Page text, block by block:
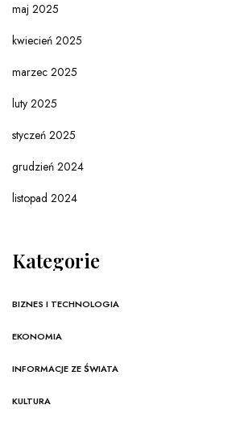
maj 2025
kwiecień 2025
marzec 2025
luty 2025
styczeń 2025
grudzień 2024
listopad 2024
Kategorie
BIZNES I TECHNOLOGIA
EKONOMIA
INFORMACJE ZE ŚWIATA
KULTURA